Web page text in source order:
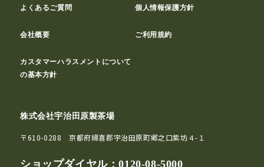
よくあるご質問 個人情報保護方針
会社概要 ご利用規約
カスタマーハラスメントについて
の基本方針
株式会社宇治田原製茶場
〒610-0288 京都府綴喜郡宇治田原町郷之口紫坊４-１
ショップダイヤル：0120-08-5000